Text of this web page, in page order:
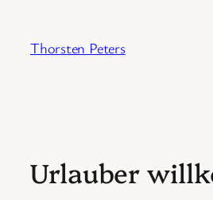
springen
Thorsten Peters
Urlauber